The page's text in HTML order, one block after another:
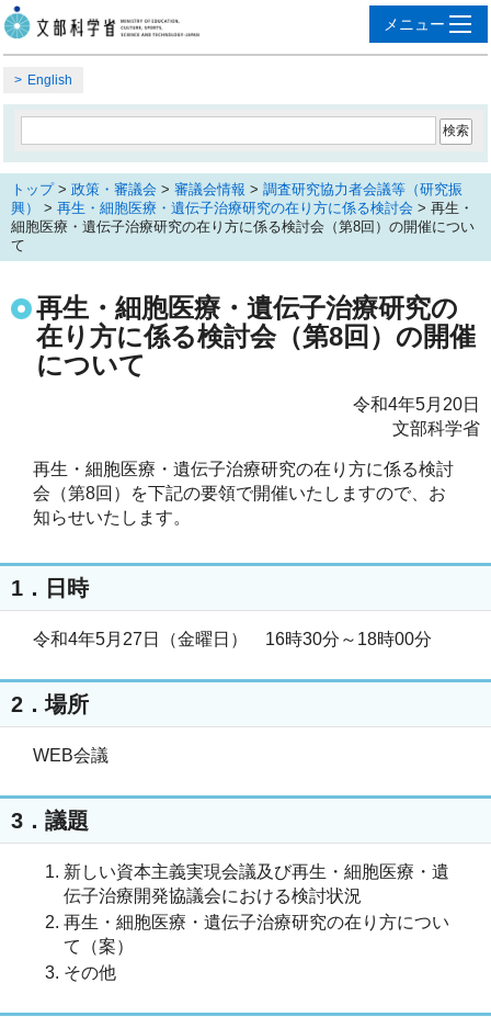
English
トップ> 政策・審議会 > 審議会情報 > 調査研究協力者会議等（研究振
興）
> 再生・細胞医療・遺伝子治療研究の在り方に係る検討会 > 再生・
細胞医療・遺伝子治療研究の在り方に係る検討会（第8回）の開催につい
て
再生・細胞医療・遺伝子治療研究の
在り方に係る検討会（第8回）の開催
について
令和4年5月20日
文部科学省
再生・細胞医療・遺伝子治療研究の在り方に係る検討
会（第8回）を下記の要領で開催いたしますので、お
知らせいたします。
1．日時
令和4年5月27日（金曜日） 16時30分～18時00分
2．場所
WEB会議
3．議題
新しい資本主義実現会議及び再生・細胞医療・遺
伝子治療開発協議会における検討状況
再生・細胞医療・遺伝子治療研究の在り方につい
て（案）
その他